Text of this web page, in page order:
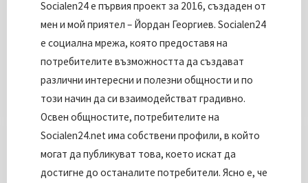
Socialen24 е първия проект за 2016, създаден от
мен и мой приятел – Йордан Георгиев. Socialen24
е социална мрежа, която предоставя на
потребителите възможността да създават
различни интересни и полезни общности и по
този начин да си взаимодействат градивно.
Освен общностите, потребителите на
Socialen24.net има собствени профили, в който
могат да публикуват това, което искат да
достигне до останалите потребители. Ясно е, че